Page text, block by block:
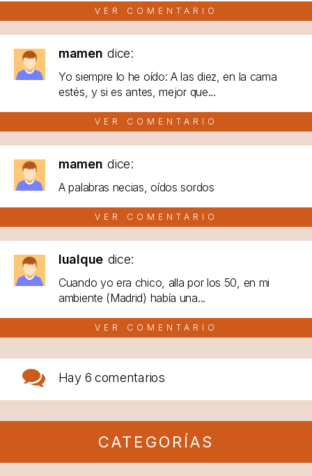
VER COMENTARIO
mamen dice:
Yo siempre lo he oído: A las diez, en la cama
estés, y si es antes, mejor que...
VER COMENTARIO
mamen dice:
A palabras necias, oídos sordos
VER COMENTARIO
lualque dice:
Cuando yo era chico, alla por los 50, en mi
ambiente (Madrid) había una...
VER COMENTARIO
Hay 6 comentarios
CATEGORÍAS